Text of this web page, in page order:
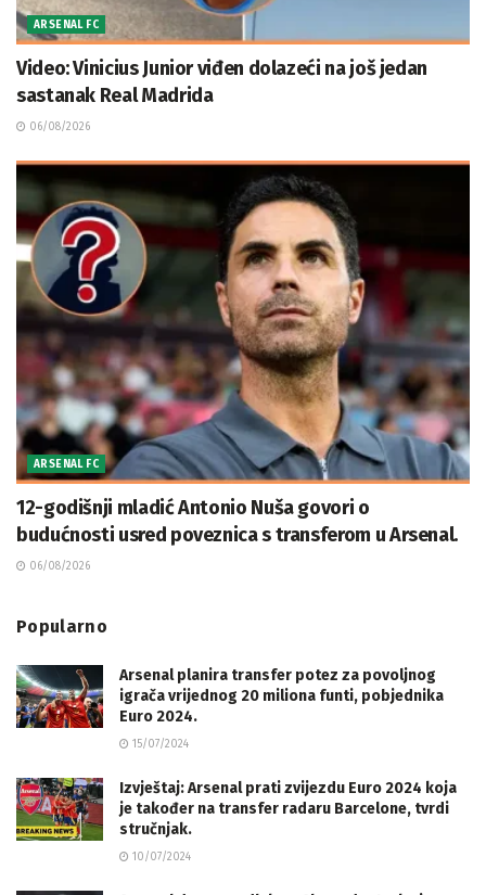
ARSENAL FC
Video: Vinicius Junior viđen dolazeći na još jedan
sastanak Real Madrida
06/08/2026
ARSENAL FC
12-godišnji mladić Antonio Nuša govori o
budućnosti usred poveznica s transferom u Arsenal.
06/08/2026
Popularno
Arsenal planira transfer potez za povoljnog
igrača vrijednog 20 miliona funti, pobjednika
Euro 2024.
15/07/2024
Izvještaj: Arsenal prati zvijezdu Euro 2024 koja
je također na transfer radaru Barcelone, tvrdi
stručnjak.
10/07/2024